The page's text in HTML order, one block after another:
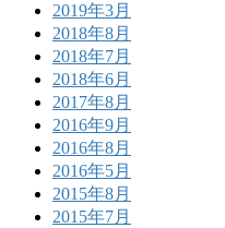
2019年3月
2018年8月
2018年7月
2018年6月
2017年8月
2016年9月
2016年8月
2016年5月
2015年8月
2015年7月